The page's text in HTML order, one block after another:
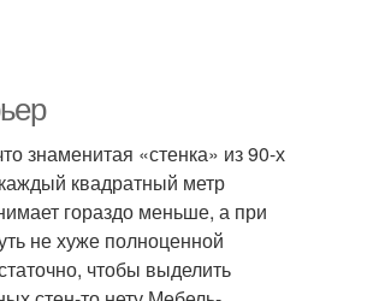
знаменитая «стенка» из 90-х
квадратный метр
гораздо меньше, а при
не хуже полноценной
чтобы выделить